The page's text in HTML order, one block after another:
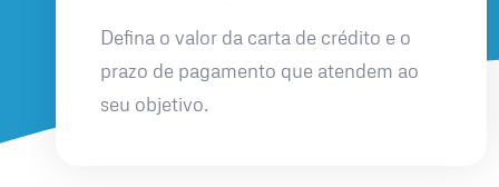
Defina o valor da carta de crédito e o
prazo de pagamento que atendem ao
seu objetivo.